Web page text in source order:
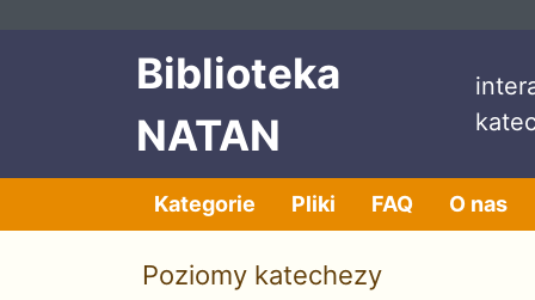
Biblioteka
NATAN
Kategorie Pliki FAQ O nas
Poziomy katechezy